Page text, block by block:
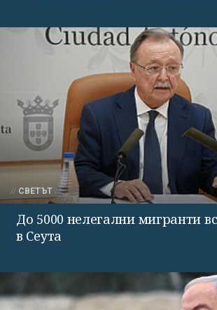
СВЕТЪТ
До 5000 нелегални мигранти
в Сеута